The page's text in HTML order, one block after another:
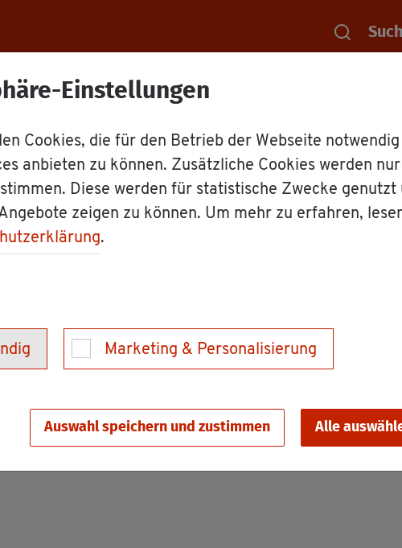
Einstellungen
Cookies, die für den Betrieb der Webseite
anbieten zu können. Zusätzliche Cookies werden
Diese werden für statistische Zwecke genutzt
zeigen zu können. Um mehr zu erfahren,
.
Marketing & Personalisierung
Auswahl speichern und zustimmen Alle
Rat­haus Mit­ar­bei­ter
des Eich­amts